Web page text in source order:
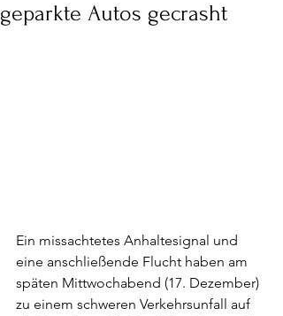
geparkte Autos gecrasht
Ein missachtetes Anhaltesignal und
eine anschließende Flucht haben am
späten Mittwochabend (17. Dezember)
zu einem schweren Verkehrsunfall auf